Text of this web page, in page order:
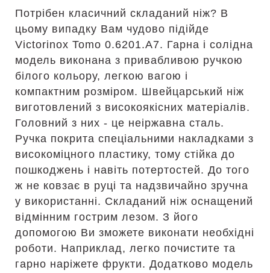
Потрібен класичний складаний ніж? В
цьому випадку Вам чудово підійде
Victorinox Tomo 0.6201.A7. Гарна і солідна
модель виконана з привабливою ручкою
білого кольору, легкою вагою і
компактним розміром. Швейцарський ніж
виготовлений з високоякісних матеріалів.
Головний з них - це неіржавна сталь.
Ручка покрита спеціальними накладками з
високоміцного пластику, тому стійка до
пошкоджень і навіть потертостей. До того
ж не ковзає в руці та надзвичайно зручна
у використанні. Складаний ніж оснащений
відмінним гострим лезом. З його
допомогою Ви зможете виконати необхідні
роботи. Наприклад, легко почистите та
гарно наріжете фрукти. Додатково модель